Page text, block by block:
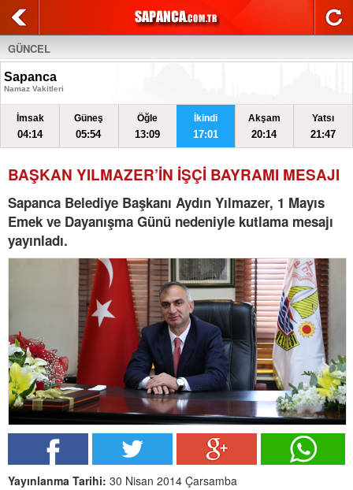
GÜNCEL
Sapanca
Namaz Vakitleri
İmsak
04:14
Güneş
05:54
Öğle
13:09
İkindi
17:01
Akşam
20:14
Yatsı
21:47
BAŞKAN YILMAZER’İN İŞÇİ BAYRAMI MESAJI
Sapanca Belediye Başkanı Aydın Yılmazer, 1 Mayıs
Emek ve Dayanışma Günü nedeniyle kutlama mesajı
yayınladı.
Yayınlanma Tarihi: 30 Nisan 2014 Çarsamba